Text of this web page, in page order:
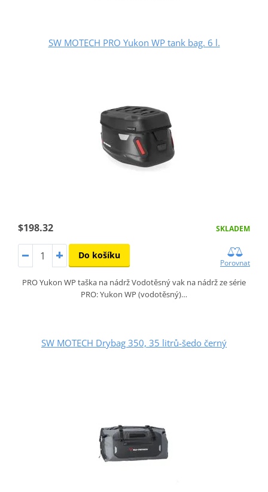
SW MOTECH PRO Yukon WP tank bag. 6 l.
$198.32 SKLADEM
Do košíku
Porovnat
PRO Yukon WP taška na nádrž Vodotěsný vak na nádrž ze série
PRO: Yukon WP (vodotěsný)…
SW MOTECH Drybag 350, 35 litrů-šedo černý